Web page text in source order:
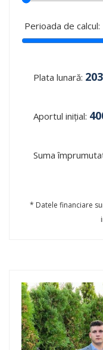
Perioada de calcul:
Plata lunară:
Aportul inițial:
Suma
* Datele financiare